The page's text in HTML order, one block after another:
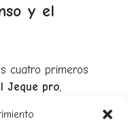
y el
cuatro primeros
Jeque pro
en la zona de